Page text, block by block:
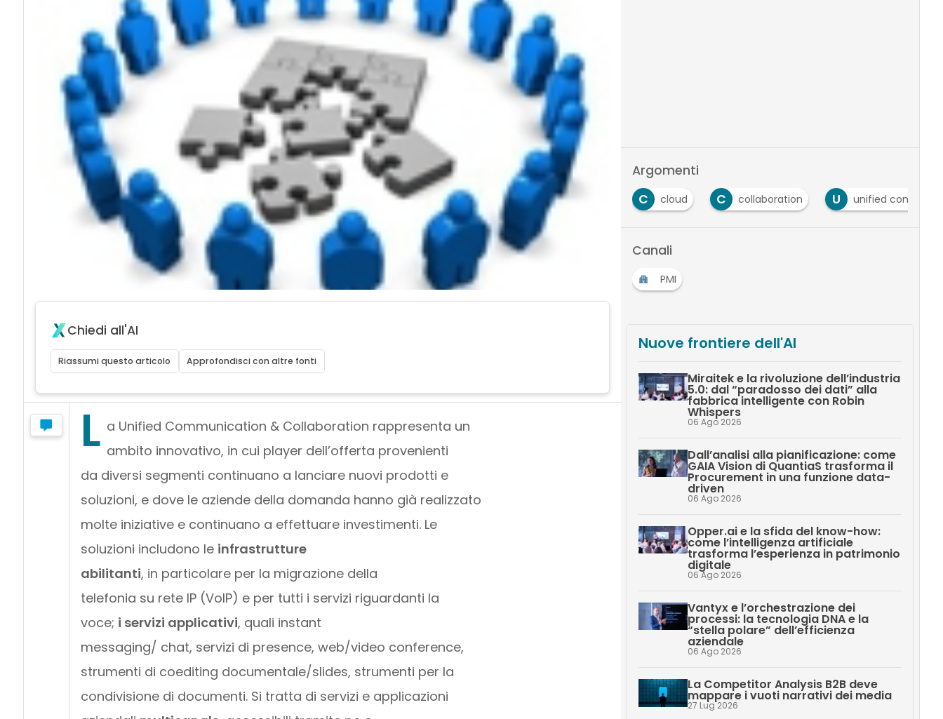
Chiedi all'AI
Riassumi questo articolo Approfondisci con altre fonti
L a Unified Communication & Collaboration rappresenta un
ambito innovativo, in cui player dell’offerta provenienti
da diversi segmenti continuano a lanciare nuovi prodotti e
soluzioni, e dove le aziende della domanda hanno già realizzato
molte iniziative e continuano a effettuare investimenti. Le
soluzioni includono le infrastrutture
abilitanti, in particolare per la migrazione della
telefonia su rete IP (VoIP) e per tutti i servizi riguardanti la
voce; i servizi applicativi, quali instant
messaging/ chat, servizi di presence, web/video conference,
strumenti di coediting documentale/slides, strumenti per la
condivisione di documenti. Si tratta di servizi e applicazioni
Argomenti
A
as a service C cloud C collaboration U unified
Canali
PMI
Nuove frontiere dell'AI
Miraitek e la rivoluzione dell’industria
5.0: dal “paradosso dei dati” alla
fabbrica intelligente con Robin
Whispers
06 Ago 2026
Dall’analisi alla pianificazione: come
GAIA Vision di QuantiaS trasforma il
Procurement in una funzione data-
driven
06 Ago 2026
Opper.ai e la sfida del know-how:
come l’intelligenza artificiale
trasforma l’esperienza in patrimonio
digitale
06 Ago 2026
Vantyx e l’orchestrazione dei
processi: la tecnologia DNA e la
“stella polare” dell’efficienza
aziendale
06 Ago 2026
La Competitor Analysis B2B deve
mappare i vuoti narrativi dei media
27 Lug 2026